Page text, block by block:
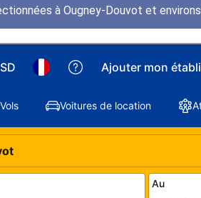
à Ougney-Douvot et environs